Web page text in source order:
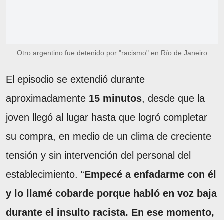
Otro argentino fue detenido por "racismo" en Río de Janeiro
El episodio se extendió durante
aproximadamente 15 minutos, desde que la
joven llegó al lugar hasta que logró completar
su compra, en medio de un clima de creciente
tensión y sin intervención del personal del
establecimiento. “Empecé a enfadarme con él
y lo llamé cobarde porque habló en voz baja
durante el insulto racista. En ese momento,